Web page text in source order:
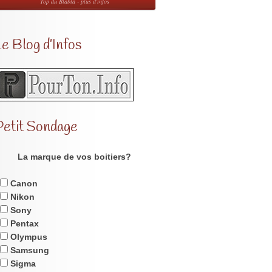
Blog d’Infos
Sondage
La marque de vos boitiers?
Canon
Nikon
Sony
Pentax
Olympus
Samsung
Sigma